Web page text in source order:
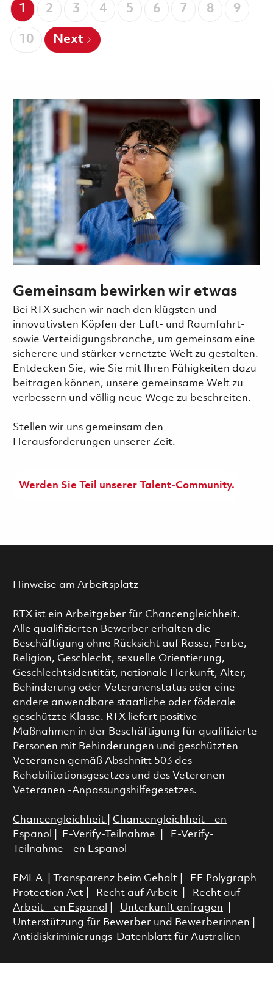
1 2 3 4 5 6 7 8 9
10 Next
Gemeinsam bewirken wir etwas
Bei RTX suchen wir nach den klügsten und
innovativsten Köpfen der Luft- und Raumfahrt-
sowie Verteidigungsbranche, um gemeinsam eine
sicherere und stärker vernetzte Welt zu gestalten.
Entdecken Sie, wie Sie mit Ihren Fähigkeiten dazu
beitragen können, unsere gemeinsame Welt zu
verbessern und völlig neue Wege zu beschreiten.
Stellen wir uns gemeinsam den
Herausforderungen unserer Zeit.
Werden Sie Teil unserer Talent-Community.
Hinweise am Arbeitsplatz
RTX ist ein Arbeitgeber für Chancengleichheit.
Alle qualifizierten Bewerber erhalten die
Beschäftigung ohne Rücksicht auf Rasse, Farbe,
Religion, Geschlecht, sexuelle Orientierung,
Geschlechtsidentität, nationale Herkunft, Alter,
Behinderung oder Veteranenstatus oder eine
andere anwendbare staatliche oder föderale
geschützte Klasse. RTX liefert positive
Maßnahmen in der Beschäftigung für qualifizierte
Personen mit Behinderungen und geschützten
Veteranen gemäß Abschnitt 503 des
Rehabilitationsgesetzes und des Veteranen -
Veteranen -Anpassungshilfegesetzes.
Chancengleichheit
Chancengleichheit – en
Espanol
E-Verify-Teilnahme
E-Verify-
Teilnahme – en Espanol
FMLA| Transparenz beim Gehalt|
EE Polygraph
Protection Act| Recht auf Arbeit
Recht auf
Arbeit – en Espanol
Unterkunft anfragen
Unterstützung für Bewerber und Bewerberinnen
Antidiskriminierungs-Datenblatt für Australien